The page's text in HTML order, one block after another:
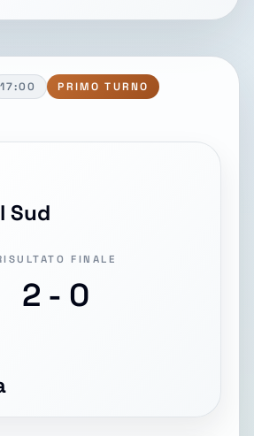
17:00
PRIMO TURNO
Sud
FINALE
2 - 0